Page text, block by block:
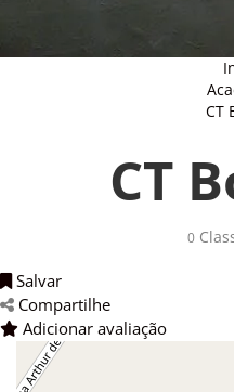
CT
CT
0
Salvar
Compartilhe
Adicionar avaliação